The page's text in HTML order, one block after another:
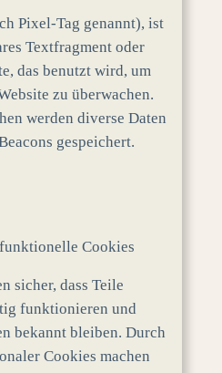
Pixel-Tag genannt), ist
Textfragment oder
das benutzt wird, um
zu überwachen.
werden diverse Daten
gespeichert.
Cookies
sicher, dass Teile
funktionieren und
bekannt bleiben. Durch
Cookies machen